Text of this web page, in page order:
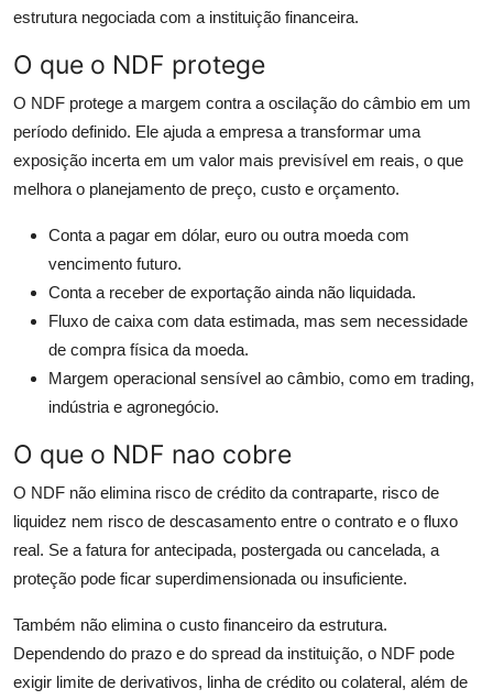
estrutura negociada com a instituição financeira.
O que o NDF protege
O NDF protege a margem contra a oscilação do câmbio em um
período definido. Ele ajuda a empresa a transformar uma
exposição incerta em um valor mais previsível em reais, o que
melhora o planejamento de preço, custo e orçamento.
Conta a pagar em dólar, euro ou outra moeda com
vencimento futuro.
Conta a receber de exportação ainda não liquidada.
Fluxo de caixa com data estimada, mas sem necessidade
de compra física da moeda.
Margem operacional sensível ao câmbio, como em trading,
indústria e agronegócio.
O que o NDF nao cobre
O NDF não elimina risco de crédito da contraparte, risco de
liquidez nem risco de descasamento entre o contrato e o fluxo
real. Se a fatura for antecipada, postergada ou cancelada, a
proteção pode ficar superdimensionada ou insuficiente.
Também não elimina o custo financeiro da estrutura.
Dependendo do prazo e do spread da instituição, o NDF pode
exigir limite de derivativos, linha de crédito ou colateral, além de